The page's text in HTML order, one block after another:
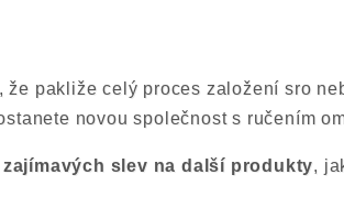
pakliže celý proces založení sro
novou společnost s ručením
zajímavých slev na další produkty,